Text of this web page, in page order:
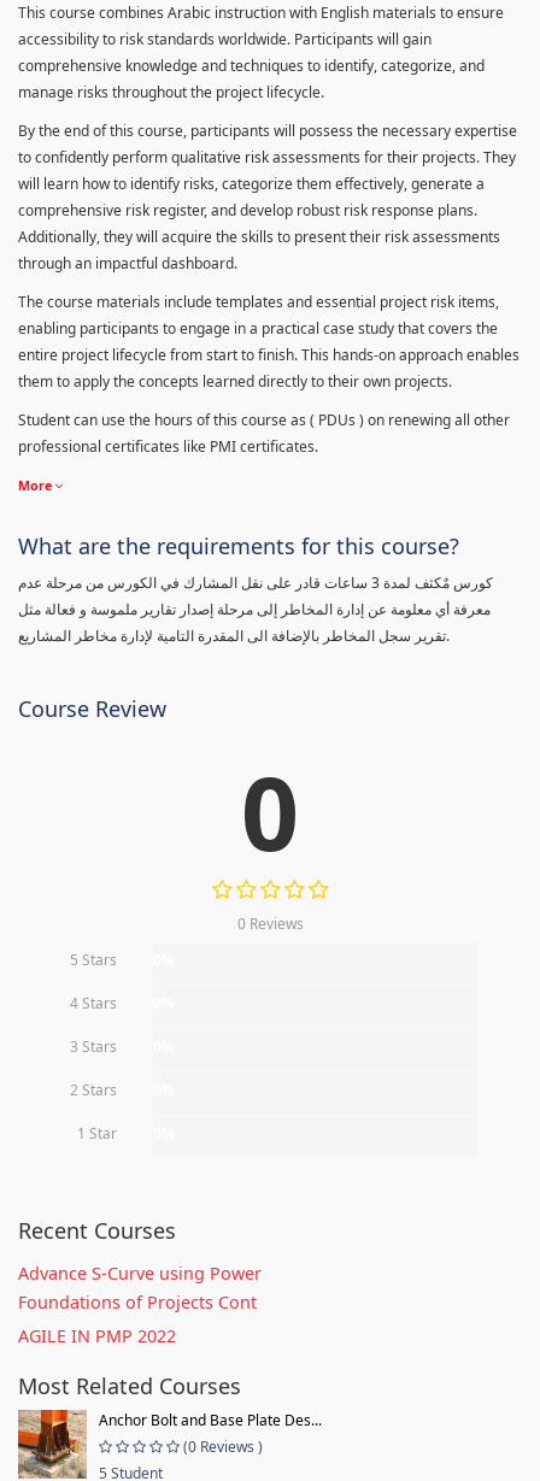
This course combines Arabic instruction with English materials to ensure
accessibility to risk standards worldwide. Participants will gain
comprehensive knowledge and techniques to identify, categorize, and
manage risks throughout the project lifecycle.
By the end of this course, participants will possess the necessary expertise
to confidently perform qualitative risk assessments for their projects. They
will learn how to identify risks, categorize them effectively, generate a
comprehensive risk register, and develop robust risk response plans.
Additionally, they will acquire the skills to present their risk assessments
through an impactful dashboard.
The course materials include templates and essential project risk items,
enabling participants to engage in a practical case study that covers the
entire project lifecycle from start to finish. This hands-on approach enables
them to apply the concepts learned directly to their own projects.
Student can use the hours of this course as ( PDUs ) on renewing all other
professional certificates like PMI certificates.
More
What are the requirements for this course?
كورس مٌكثف لمدة 3 ساعات قادر على نقل المشارك في الكورس من مرحلة عدم
معرفة أي معلومة عن إدارة المخاطر إلى مرحلة إصدار تقارير ملموسة و فعالة مثل
تقرير سجل المخاطر بالإضافة الى المقدرة التامية لإدارة مخاطر المشاريع.
Course Review
0
0 Reviews
5 Stars
4 Stars
3 Stars
2 Stars
1 Star
Recent Courses
Advance S-Curve using Power
Foundations of Projects Cont
AGILE IN PMP 2022
Most Related Courses
Anchor Bolt and Base Plate Des...
(0 Reviews )
5 Student